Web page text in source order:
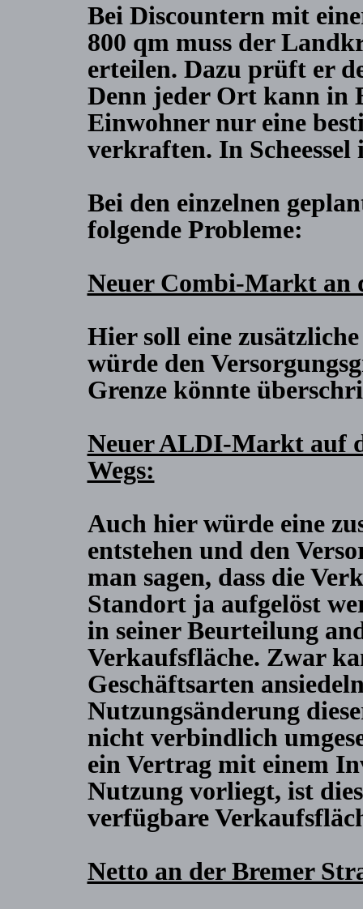
Bei Discountern mit
800 qm muss der
erteilen. Dazu prüft er
Denn jeder Ort kann in
Einwohner nur eine
verkraften. In
Bei den einzelnen
folgende Probleme:
Neuer Combi-Markt an
Hier soll eine
würde den
Grenze könnte
Neuer ALDI-Markt auf
Wegs:
Auch hier würde eine
entstehen und den
man sagen, dass die
Standort ja aufgelöst
in seiner Beurteilung
Verkaufsfläche. Zwar
Geschäftsarten
Nutzungsänderung
nicht verbindlich
ein Vertrag mit einem
Nutzung vorliegt, ist
verfügbare
Netto an der Bremer